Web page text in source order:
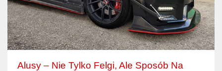
Alusy – Nie Tylko Felgi, Ale Sposób Na